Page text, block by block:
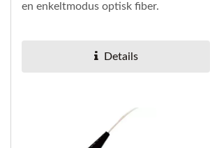
en enkeltmodus optisk fiber.
Details